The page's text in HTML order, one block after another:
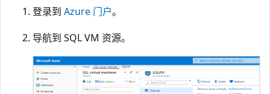
登录到 Azure 门户。
导航到 SQL VM 资源。